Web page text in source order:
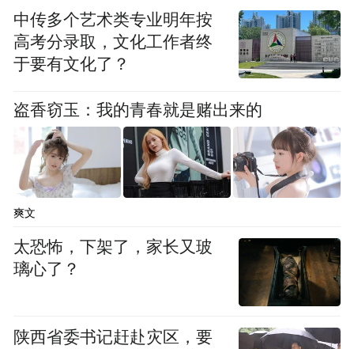
子，头顶没有一盏灯，白天走都要十分小
心，晚上更是一不小心就要崴脚。”13楼住户
姚先生坦言。也有居民透露，近期已有住户
在顶楼险些摔倒，大家整天提心吊胆。低楼
层住户受影响较小，但高层住户只能被迫忍
受这般不便，对漫长的施工周期倍感焦虑。
中传多个艺术类专业明年按
高考分录取，文化工作者终
于要有文化了？
盗香窃玉：我的青春就是赌出来的
爽文
太恐怖，下架了，家长又玻
璃心了？
陕西省委书记赶赴灾区，要